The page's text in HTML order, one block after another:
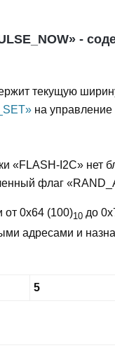
-
текущую
на
I2C» нет
флаг
от 0x64 (100)10 до
адресами и
5